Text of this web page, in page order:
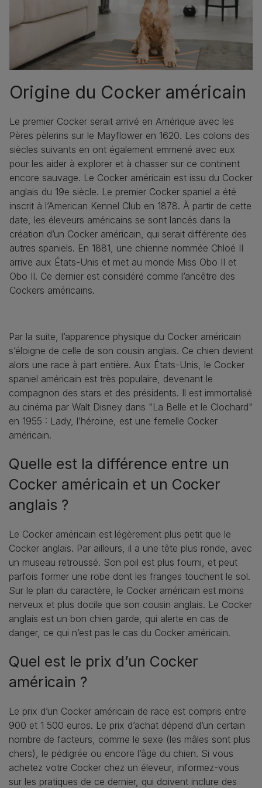
Origine du Cocker américain
Le premier Cocker serait arrivé en Amérique avec les
Pères pèlerins sur le Mayflower en 1620. Les colons des
siècles suivants en ont également emmené avec eux
pour les aider à explorer et à chasser sur ce continent
encore sauvage. Le Cocker américain est issu du Cocker
anglais du 19e siècle. Le premier Cocker spaniel a été
inscrit à l’American Kennel Club en 1878. À partir de cette
date, les éleveurs américains se sont lancés dans la
création d’un Cocker américain, qui serait différente des
autres spaniels. En 1881, une chienne nommée Chloé II
arrive aux États-Unis et met au monde Miss Obo II et
Obo II. Ce dernier est considéré comme l’ancêtre des
Cockers américains.
Par la suite, l’apparence physique du Cocker américain
s’éloigne de celle de son cousin anglais. Ce chien devient
alors une race à part entière. Aux États-Unis, le Cocker
spaniel américain est très populaire, devenant le
compagnon des stars et des présidents. Il est immortalisé
au cinéma par Walt Disney dans "La Belle et le Clochard"
en 1955 : Lady, l’héroïne, est une femelle Cocker
américain.
Quelle est la différence entre un
Cocker américain et un Cocker
anglais ?
Le Cocker américain est légèrement plus petit que le
Cocker anglais. Par ailleurs, il a une tête plus ronde, avec
un museau retroussé. Son poil est plus fourni, et peut
parfois former une robe dont les franges touchent le sol.
Sur le plan du caractère, le Cocker américain est moins
nerveux et plus docile que son cousin anglais. Le Cocker
anglais est un bon chien garde, qui alerte en cas de
danger, ce qui n’est pas le cas du Cocker américain.
Quel est le prix d’un Cocker
américain ?
Le prix d’un Cocker américain de race est compris entre
900 et 1 500 euros. Le prix d’achat dépend d’un certain
nombre de facteurs, comme le sexe (les mâles sont plus
chers), le pédigrée ou encore l’âge du chien. Si vous
achetez votre Cocker chez un éleveur, informez-vous
sur les pratiques de ce dernier, qui doivent inclure des